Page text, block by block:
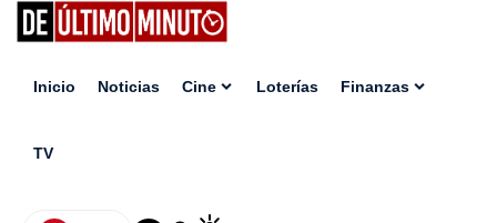
Inicio Noticias Cine Loterías Finanzas
TV